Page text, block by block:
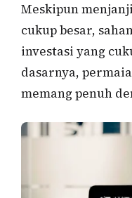
Meskipun
cukup besar,
investasi yang
dasarnya,
memang penuh